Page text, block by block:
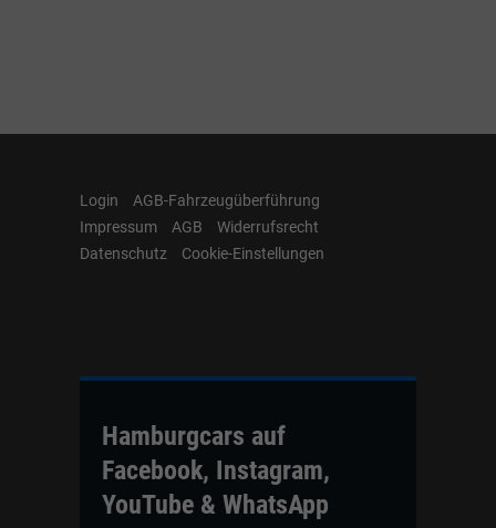
Login
AGB-Fahrzeugüberführung
Impressum
AGB
Widerrufsrecht
Datenschutz
Cookie-Einstellungen
Hamburgcars auf
Facebook, Instagram,
YouTube & WhatsApp